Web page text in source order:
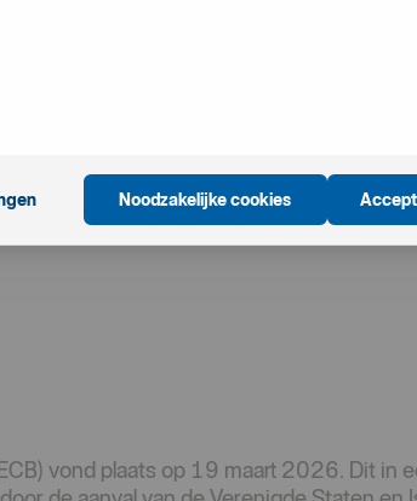
i nytt fönster
Noodzakelijke cookies
vond plaats op 19 maart 2026. Dit in